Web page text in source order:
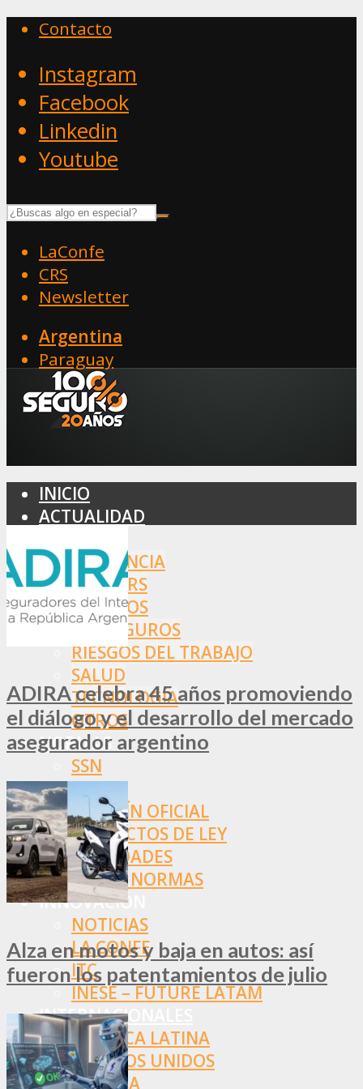
Contacto
Instagram
Facebook
Linkedin
Youtube
LaConfe
CRS
Newsletter
Argentina
Paraguay
INICIO
ACTUALIDAD
ASISTENCIA
BROKERS
SEGUROS
REASEGUROS
RIESGOS DEL TRABAJO
SALUD
TECNOLOGÍA
OTROS
NORMAS
SSN
SRT
BOLETÍN OFICIAL
PROYECTOS DE LEY
SOCIEDADES
OTRAS NORMAS
INNOVACIÓN
NOTICIAS
LA CONFE
ITC
INESE – FÜTURE LATAM
INTERNACIONALES
AMÉRICA LATINA
ESTADOS UNIDOS
EUROPA
ADIRA celebra 45 años promoviendo
el diálogo y el desarrollo del mercado
asegurador argentino
Alza en motos y baja en autos: así
fueron los patentamientos de julio